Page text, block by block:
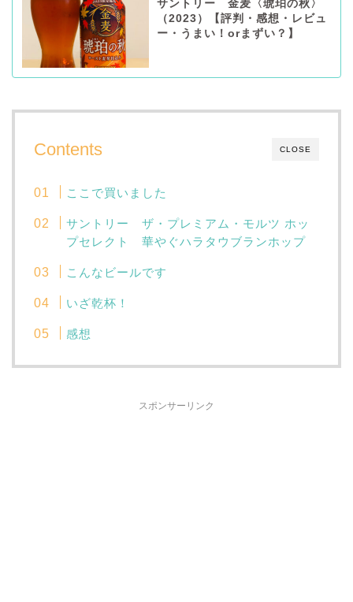
サントリー 金麦〈琥珀の秋〉
（2023）【評判・感想・レビュ
ー・うまい！orまずい？】
CLOSE
Contents
ここで買いました
サントリー ザ・プレミアム・モルツ ホッ
プセレクト 華やぐハラタウブランホップ
こんなビールです
いざ乾杯！
感想
スポンサーリンク